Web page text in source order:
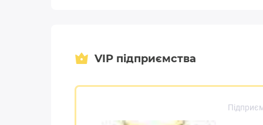
VIP підприємства